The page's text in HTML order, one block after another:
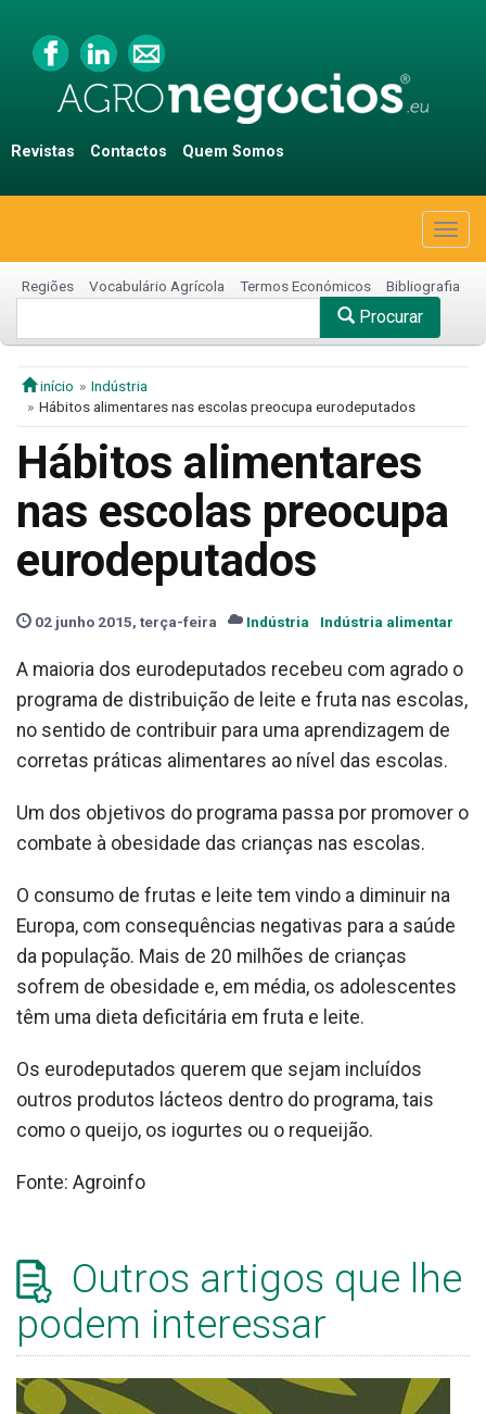
Revistas Contactos Quem Somos
Regiões Vocabulário Agrícola Termos Económicos Bibliografia
Procurar
início
Indústria
Hábitos alimentares nas escolas preocupa eurodeputados
Hábitos alimentares
nas escolas preocupa
eurodeputados
02 junho 2015, terça-feira Indústria Indústria alimentar
A maioria dos eurodeputados recebeu com agrado o
programa de distribuição de leite e fruta nas escolas,
no sentido de contribuir para uma aprendizagem de
corretas práticas alimentares ao nível das escolas.
Um dos objetivos do programa passa por promover o
combate à obesidade das crianças nas escolas.
O consumo de frutas e leite tem vindo a diminuir na
Europa, com consequências negativas para a saúde
da população. Mais de 20 milhões de crianças
sofrem de obesidade e, em média, os adolescentes
têm uma dieta deficitária em fruta e leite.
Os eurodeputados querem que sejam incluídos
outros produtos lácteos dentro do programa, tais
como o queijo, os iogurtes ou o requeijão.
Fonte: Agroinfo
Outros artigos que lhe
podem interessar